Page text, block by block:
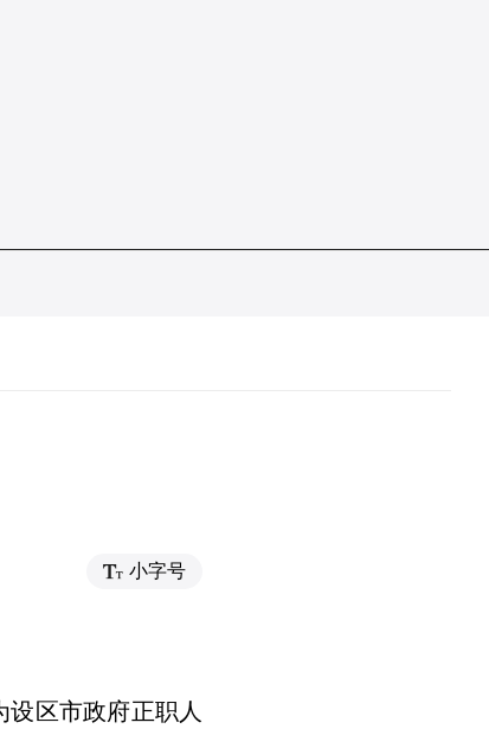
小字号
区市政府正职人